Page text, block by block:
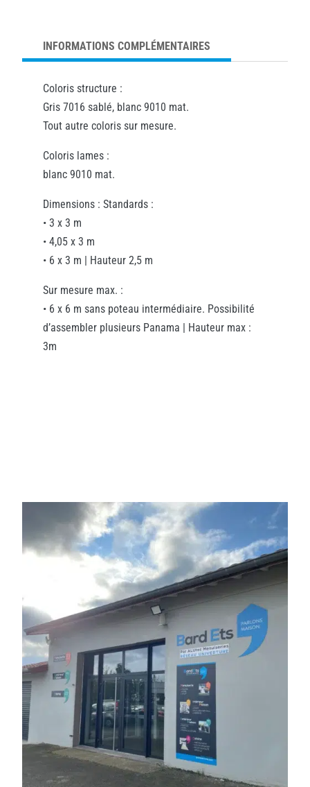
INFORMATIONS COMPLÉMENTAIRES
Coloris structure :
Gris 7016 sablé, blanc 9010 mat.
Tout autre coloris sur mesure.
Coloris lames :
blanc 9010 mat.
Dimensions : Standards :
• 3 x 3 m
• 4,05 x 3 m
• 6 x 3 m | Hauteur 2,5 m
Sur mesure max. :
• 6 x 6 m sans poteau intermédiaire. Possibilité
d’assembler plusieurs Panama | Hauteur max :
3m